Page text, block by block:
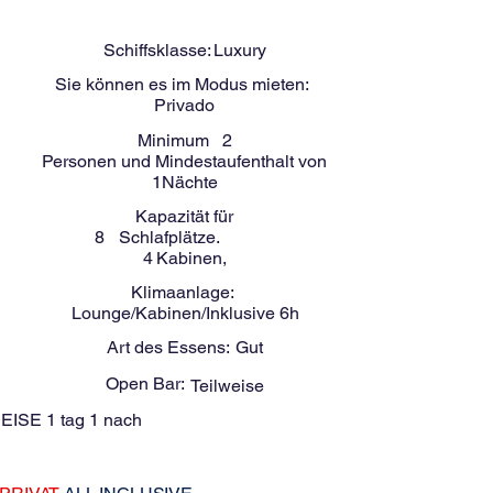
Schiffsklasse: Luxury
Sie können es im Modus mieten:
Privado
Minimum
2
Personen und Mindestaufenthalt von
1 Nächte
Kapazität für
8
Schlafplätze.
4 Kabinen,
Klimaanlage:
Lounge/Kabinen/Inklusive 6h
Art des Essens: Gut
Open Bar: Teilweise
1 tag 1 nach